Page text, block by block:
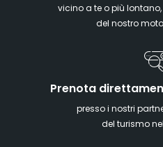
vicino a te o più
del nostro
Prenota
presso i nostri
del turismo